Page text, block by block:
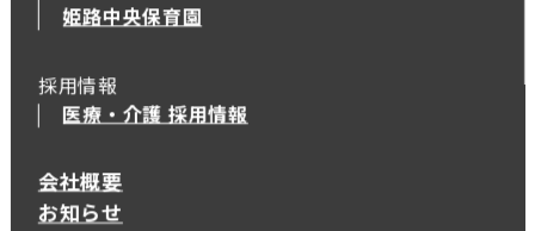
姫路中央保育園
採用情報
医療・介護 採用情報
会社概要
お知らせ